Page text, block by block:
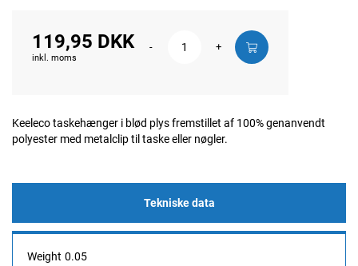
119,95 DKK
inkl. moms
- +
Keeleco taskehænger i blød plys fremstillet af 100% genanvendt
polyester med metalclip til taske eller nøgler.
Tekniske data
Weight 0.05